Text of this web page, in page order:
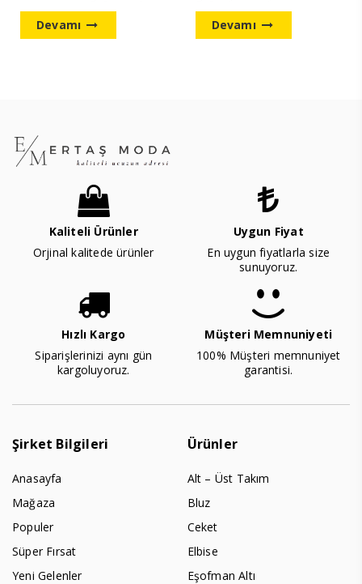
Devamı Devamı
Kaliteli Ürünler
Orjinal kalitede ürünler
Uygun Fiyat
En uygun fiyatlarla size
sunuyoruz.
Hızlı Kargo
Siparişlerinizi aynı gün
kargoluyoruz.
Müşteri Memnuniyeti
100% Müşteri memnuniyet
garantisi.
Şirket Bilgileri
Anasayfa
Mağaza
Populer
Süper Fırsat
Yeni Gelenler
Ürünler
Alt – Üst Takım
Bluz
Ceket
Elbise
Eşofman Altı